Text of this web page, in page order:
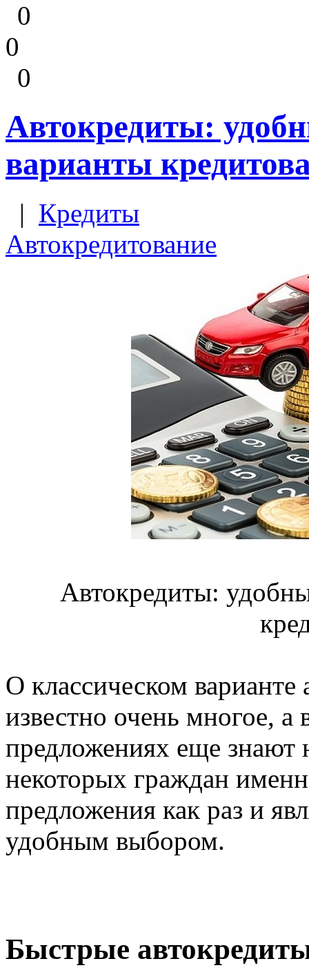
0
0
0
Автокредиты:
варианты
| Кредиты
Автокредитование
Автокредиты:
О классическом варианте
известно очень многое, а
предложениях еще знают
некоторых граждан
предложения как раз и
удобным выбором.
Быстрые